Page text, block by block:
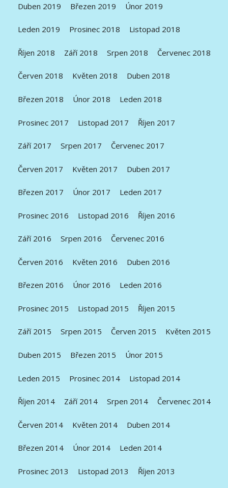
Duben 2019 Březen 2019 Únor 2019
Leden 2019 Prosinec 2018 Listopad 2018
Říjen 2018 Září 2018 Srpen 2018 Červenec 2018
Červen 2018 Květen 2018 Duben 2018
Březen 2018 Únor 2018 Leden 2018
Prosinec 2017 Listopad 2017 Říjen 2017
Září 2017 Srpen 2017 Červenec 2017
Červen 2017 Květen 2017 Duben 2017
Březen 2017 Únor 2017 Leden 2017
Prosinec 2016 Listopad 2016 Říjen 2016
Září 2016 Srpen 2016 Červenec 2016
Červen 2016 Květen 2016 Duben 2016
Březen 2016 Únor 2016 Leden 2016
Prosinec 2015 Listopad 2015 Říjen 2015
Září 2015 Srpen 2015 Červen 2015 Květen 2015
Duben 2015 Březen 2015 Únor 2015
Leden 2015 Prosinec 2014 Listopad 2014
Říjen 2014 Září 2014 Srpen 2014 Červenec 2014
Červen 2014 Květen 2014 Duben 2014
Březen 2014 Únor 2014 Leden 2014
Prosinec 2013 Listopad 2013 Říjen 2013